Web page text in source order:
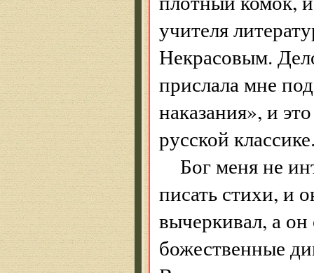
учителя
Некрасовым.
прислала мне
наказания», и
русской
Бог меня не
писать стихи, и
вычеркивал, а
божественные